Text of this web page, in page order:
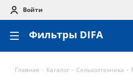
Войти
Фильтры DIFA
Главная - Каталог - Сельхозтехника -